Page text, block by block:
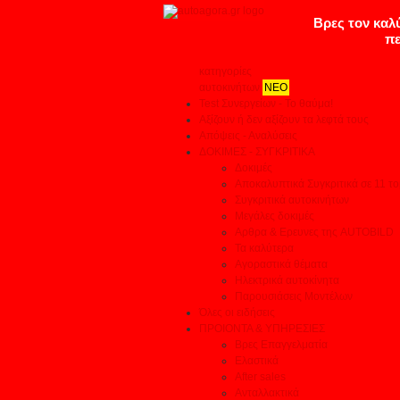
κατηγορίες
αυτοκινήτων ΝΕΟ
Test Συνεργείων - Το θαύμα!
Αξίζουν ή δεν αξίζουν τα λεφτά τους
Απόψεις - Αναλύσεις
ΔΟΚΙΜΕΣ - ΣΥΓΚΡΙΤΙΚΑ
Δοκιμές
Αποκαλυπτικά Συγκριτικά σε 11
Συγκριτικά αυτοκινήτων
Μεγάλες δοκιμές
Αρθρα & Ερευνες της AUTOBILD
Τα καλύτερα
Αγοραστικά θέματα
Ηλεκτρικά αυτοκίνητα
Παρουσιάσεις Μοντέλων
Όλες οι ειδήσεις
ΠΡΟΙΟΝΤΑ & ΥΠΗΡΕΣΙΕΣ
Βρες Επαγγελματία
Ελαστικά
After sales
Ανταλλακτικά